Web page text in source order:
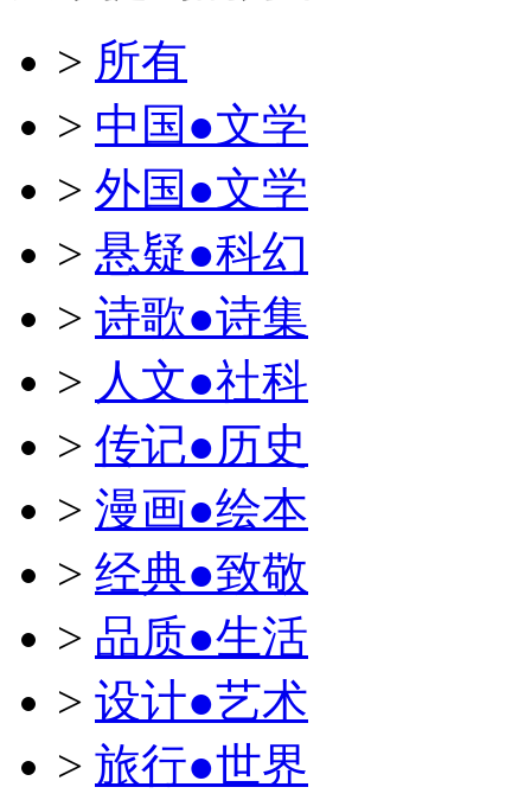
> 所有
> 中国●文学
> 外国●文学
> 悬疑●科幻
> 诗歌●诗集
> 人文●社科
> 传记●历史
> 漫画●绘本
> 经典●致敬
> 品质●生活
> 设计●艺术
> 旅行●世界